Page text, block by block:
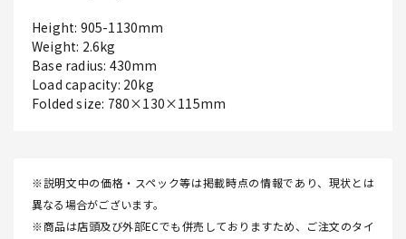
Height: 905-1130mm
Weight: 2.6kg
Base radius: 430mm
Load capacity: 20kg
Folded size: 780×130×115mm
※説明文中の価格・スペック等は掲載時点の情報であり、現状とは
異なる場合がございます。
※商品は店頭及び外部ECでも併売しておりますため、ご注文のタイ